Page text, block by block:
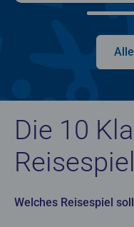
Die 10
Welches Reisespiel